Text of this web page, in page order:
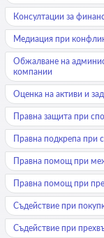
Консултации за
Медиация при
Обжалване на
компании
Оценка на активи и
Правна защита при
Правна подкрепа при
Правна помощ при
Правна помощ при
Съдействие при
Съдействие при